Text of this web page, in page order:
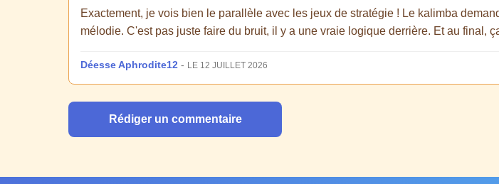
Exactement, je vois bien le parallèle avec les jeux de stratégie ! Le kalimba
mélodie. C'est pas juste faire du bruit, il y a une vraie logique derrière. Et au final,
Déesse Aphrodite12 - LE 12 JUILLET 2026
Rédiger un commentaire